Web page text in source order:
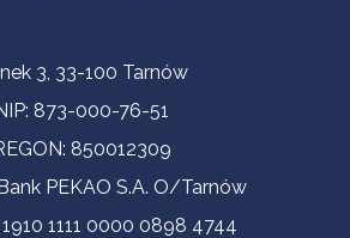
3, 33-100 Tarnów
873-000-76-51
850012309
PEKAO S.A. O/Tarnów
1111 0000 0898 4744